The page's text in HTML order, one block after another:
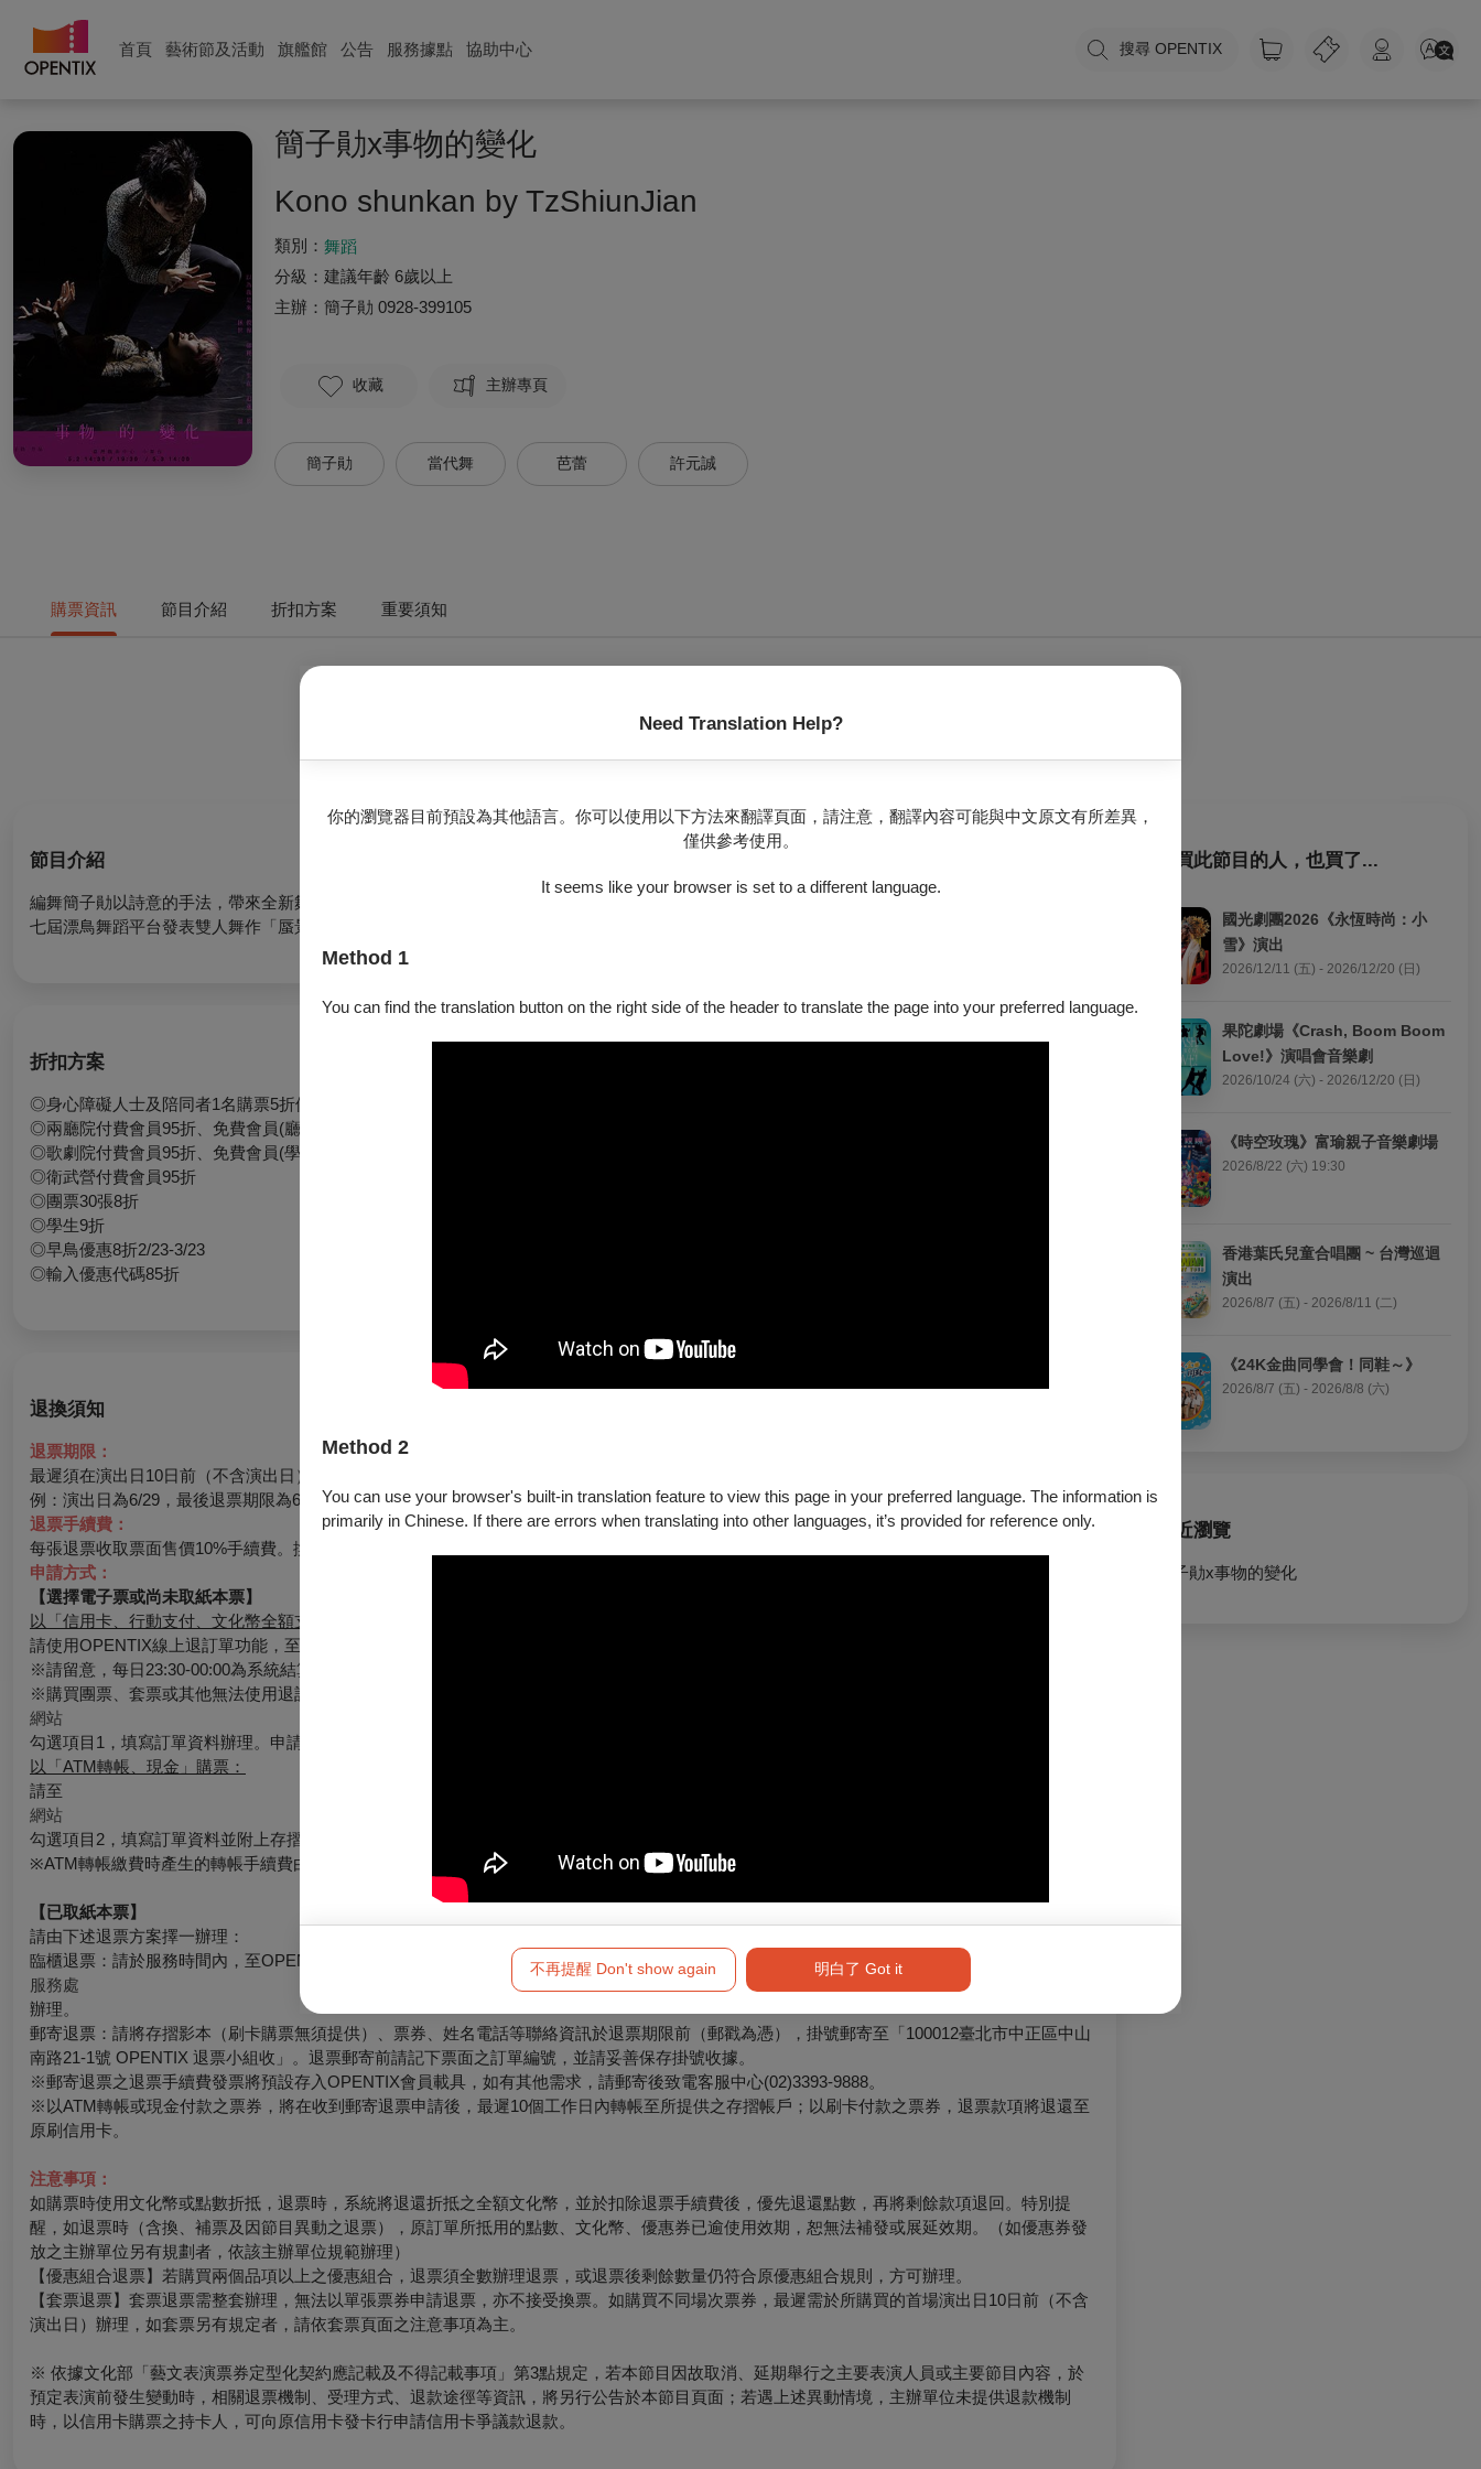
首頁 藝術節及活動 旗艦館 公告 服務據點 協助中心 搜尋 OPENTIX
Need Translation Help?
你的瀏覽器目前預設為其他語言。你可以使用以下方法來翻譯頁面，請注意，翻譯內容可能與中文原文有所差異，
僅供參考使用。
It seems like your browser is set to a different language.
Method 1
You can find the translation button on the right side of the header to translate the page into your preferred language.
Method 2
You can use your browser's built-in translation feature to view this page in your preferred language. The information is
primarily in Chinese. If there are errors when translating into other languages, it’s provided for reference only.
不再提醒 Don't show again 明白了 Got it
簡子勛x事物的變化
Kono shunkan by TzShiunJian
類別： 舞蹈
分級： 建議年齡 6歲以上
主辦： 簡子勛 0928-399105
收藏 主辦專頁
簡子勛 當代舞 芭蕾 許元誠
購票資訊 節目介紹 折扣方案 重要須知
無可售場次
節目介紹
編舞簡子勛以詩意的手法，帶來全新舞作「事物的變化」，描繪人的不安來自無法抓住那自以為的穩定。所謂永恆，不過是悄無聲息改變。以及第
七屆漂鳥舞蹈平台發表雙人舞作「蜃景」，以多種旋轉來展現「人追求蜃景，卻無法觸及」
折扣方案
◎身心障礙人士及陪同者1名購票5折優待，入場時應出示身心障礙手冊，陪同者與身障者需同時入場
◎兩廳院付費會員95折、免費會員(廳院青)95折
◎歌劇院付費會員95折、免費會員(學生卡)95折
◎衛武營付費會員95折
◎團票30張8折
◎學生9折
◎早鳥優惠8折2/23-3/23
◎輸入優惠代碼85折
退換須知
退票期限：
最遲須在演出日10日前（不含演出日）辦理，逾期無法受理。
例：演出日為6/29，最後退票期限為6/19。
退票手續費：
每張退票收取票面售價10%手續費。換票視同退票，需退票後重新購買。
申請方式：
【選擇電子票或尚未取紙本票】
以「信用卡、行動支付、文化幣全額支付」購票：
請使用OPENTIX線上退訂單功能，至會員＞訂單紀錄＞點入要退訂的訂單，按下「退訂單」勾選欲退項目，線上完成退訂。
※請留意，每日23:30-00:00為系統結算期間暫停服務。請務必留意退票期限，提前申請。
※購買團票、套票或其他無法使用退訂單功能時，請至
網站
勾選項目1，填寫訂單資料辦理。申請的退票如符合退票規則，將於3個工作日內執行退票作業。
以「ATM轉帳、現金」購票：
請至
網站
勾選項目2，填寫訂單資料並附上存摺照片辦理，申請的退票如符合退票規則，將於3個工作日內執行退票作業。
※ATM轉帳繳費時產生的轉帳手續費由銀行收取，如有退票情形（含換、補票及節目異動之退票），轉帳手續費恕無法一併退還。
【已取紙本票】
請由下述退票方案擇一辦理：
臨櫃退票：請於服務時間內，至OPENTIX臺北、臺中、臺南、高雄四大
服務處
辦理。
郵寄退票：請將存摺影本（刷卡購票無須提供）、票券、姓名電話等聯絡資訊於退票期限前（郵戳為憑），掛號郵寄至「100012臺北市中正區中山
南路21-1號 OPENTIX 退票小組收」。退票郵寄前請記下票面之訂單編號，並請妥善保存掛號收據。
※郵寄退票之退票手續費發票將預設存入OPENTIX會員載具，如有其他需求，請郵寄後致電客服中心(02)3393-9888。
※以ATM轉帳或現金付款之票券，將在收到郵寄退票申請後，最遲10個工作日內轉帳至所提供之存摺帳戶；以刷卡付款之票券，退票款項將退還至
原刷信用卡。
注意事項：
如購票時使用文化幣或點數折抵，退票時，系統將退還折抵之全額文化幣，並於扣除退票手續費後，優先退還點數，再將剩餘款項退回。特別提
醒，如退票時（含換、補票及因節目異動之退票），原訂單所抵用的點數、文化幣、優惠券已逾使用效期，恕無法補發或展延效期。（如優惠券發
放之主辦單位另有規劃者，依該主辦單位規範辦理）
【優惠組合退票】若購買兩個品項以上之優惠組合，退票須全數辦理退票，或退票後剩餘數量仍符合原優惠組合規則，方可辦理。
【套票退票】套票退票需整套辦理，無法以單張票券申請退票，亦不接受換票。如購買不同場次票券，最遲需於所購買的首場演出日10日前（不含
演出日）辦理，如套票另有規定者，請依套票頁面之注意事項為主。
※ 依據文化部「藝文表演票券定型化契約應記載及不得記載事項」第3點規定，若本節目因故取消、延期舉行之主要表演人員或主要節目內容，於
預定表演前發生變動時，相關退票機制、受理方式、退款途徑等資訊，將另行公告於本節目頁面；若遇上述異動情境，主辦單位未提供退款機制
時，以信用卡購票之持卡人，可向原信用卡發卡行申請信用卡爭議款退款。
購買此節目的人，也買了...
國光劇團2026《永恆時尚：小
雪》演出
2026/12/11 (五) - 2026/12/20 (日)
果陀劇場《Crash, Boom Boom
Love!》演唱會音樂劇
2026/10/24 (六) - 2026/12/20 (日)
《時空玫瑰》富瑜親子音樂劇場
2026/8/22 (六) 19:30
香港葉氏兒童合唱團 ~ 台灣巡迴
演出
2026/8/7 (五) - 2026/8/11 (二)
《24K金曲同學會！同鞋～》
2026/8/7 (五) - 2026/8/8 (六)
最近瀏覽
簡子勛x事物的變化